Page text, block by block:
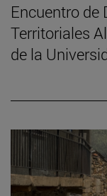
Encuentro de
Territoriales
de la